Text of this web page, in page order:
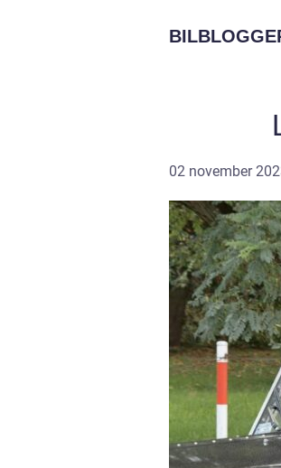
02 november